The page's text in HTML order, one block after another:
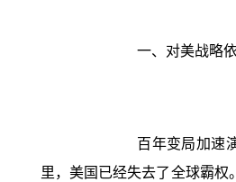
一、对美战略
百年变局加速
里，美国已经失去了全球霸